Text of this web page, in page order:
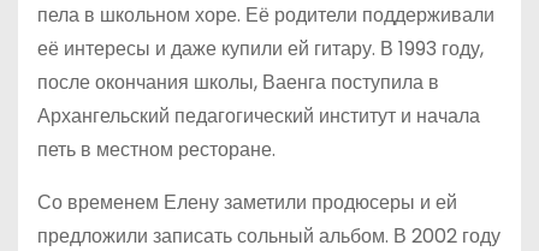
пела в школьном хоре. Её родители поддерживали
её интересы и даже купили ей гитару. В 1993 году,
после окончания школы, Ваенга поступила в
Архангельский педагогический институт и начала
петь в местном ресторане.
Со временем Елену заметили продюсеры и ей
предложили записать сольный альбом. В 2002 году